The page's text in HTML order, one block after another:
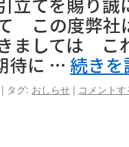
この度弊社
ましては
待に … 続き
| タグ: おしらせ | コメントす